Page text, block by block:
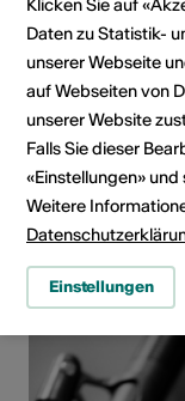
Social Media
Künstler*in
Daten zu Statistik-
unserer Webseite
auf Webseiten von
unserer Website
Falls Sie dieser
«Einstellungen»
Weitere
Einstellungen